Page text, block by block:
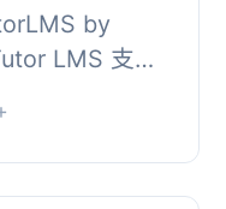
by
LMS 支援
和 cmi5